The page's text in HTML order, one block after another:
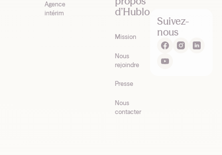
Agence
intérim
d’Hublo
Mission
Nous
rejoindre
Presse
Nous
contacter
Suivez-
nous